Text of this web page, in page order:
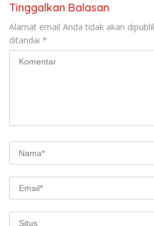
Tinggalkan Balasan
Alamat email Anda tidak akan
ditandai *